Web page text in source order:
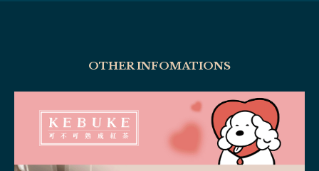
OTHER INFOMATIONS